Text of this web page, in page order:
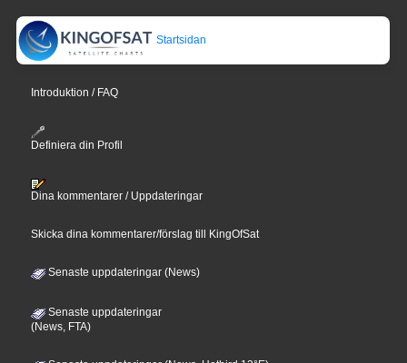
Startsidan
Introduktion / FAQ
Definiera din Profil
Dina kommentarer / Uppdateringar
Skicka dina kommentarer/förslag till KingOfSat
Senaste uppdateringar (News)
Senaste uppdateringar
(News, FTA)